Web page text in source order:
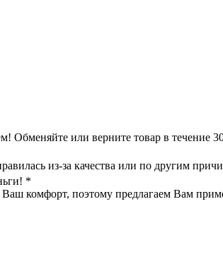
Обменяйте или верните товар в течение
из-за качества или по другим
*
комфорт, поэтому предлагаем Вам